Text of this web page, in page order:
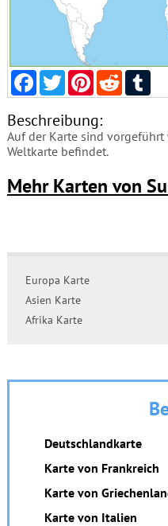
Facebook
TwitterPinterest
Reddit
Beschreibung:
Auf der Karte sind
Weltkarte befindet.
Mehr Karten von
Europa Karte
Asien Karte
Afrika Karte
Deutschlandkarte
Karte von Frankreich
Karte von
Karte von Italien